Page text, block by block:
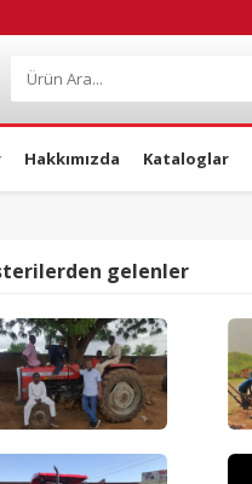
Hakkımızda Kataloglar
gelenler